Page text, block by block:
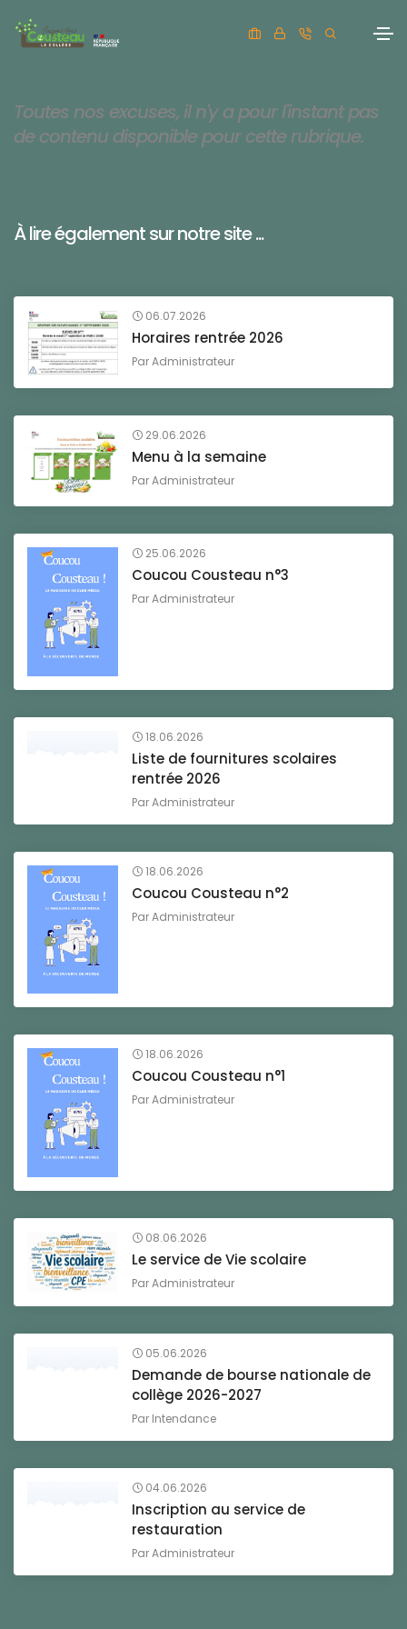
Toutes nos excuses, il n'y a pour l'instant pas
de contenu disponible pour cette rubrique.
À lire également sur notre site ...
06.07.2026
Horaires rentrée 2026
ParAdministrateur
29.06.2026
Menu à la semaine
ParAdministrateur
25.06.2026
Coucou Cousteau n°3
ParAdministrateur
18.06.2026
Liste de fournitures scolaires
rentrée 2026
ParAdministrateur
18.06.2026
Coucou Cousteau n°2
ParAdministrateur
18.06.2026
Coucou Cousteau n°1
ParAdministrateur
08.06.2026
Le service de Vie scolaire
ParAdministrateur
05.06.2026
Demande de bourse nationale de
collège 2026-2027
Par Intendance
04.06.2026
Inscription au service de
restauration
ParAdministrateur